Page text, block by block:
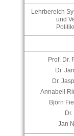
Lehrbereich
und
Prof. Dr.
Dr.
Dr.
Annabell
Björn
Jan